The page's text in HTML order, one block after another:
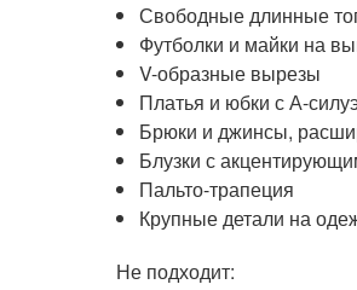
Свободные длинные
Футболки и майки на
V-образные вырезы
Платья и юбки с А-
Брюки и джинсы,
Блузки с
Пальто-трапеция
Крупные детали на
Не подходит: